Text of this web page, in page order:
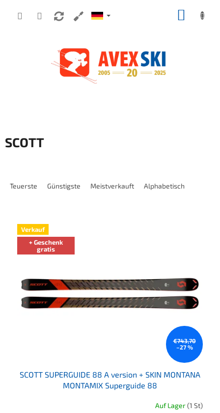
SCOTT
Teuerste Günstigste Meistverkauft Alphabetisch
Verkauf
+ Geschenk
gratis
€743,70
–27 %
SCOTT SUPERGUIDE 88 A version + SKIN MONTANA
MONTAMIX Superguide 88
Auf Lager(1 St)